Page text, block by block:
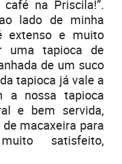
na Priscila!”.
lado de minha
extenso e muito
uma tapioca de
de um suco
tapioca já vale a
a nossa tapioca
e bem servida,
macaxeira para
satisfeito,